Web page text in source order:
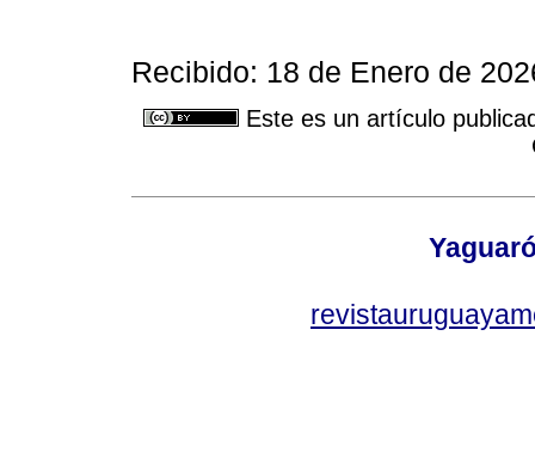
Recibido: 18 de Enero de
Este es un artículo